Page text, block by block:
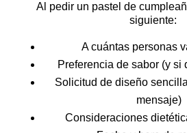
Al pedir un pastel de
siguiente:
A cuántas personas
Preferencia de sabor (y si
Solicitud de diseño
mensaje)
Consideraciones